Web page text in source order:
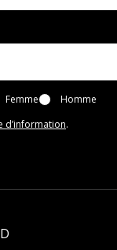
Femme
Homme
d’information.